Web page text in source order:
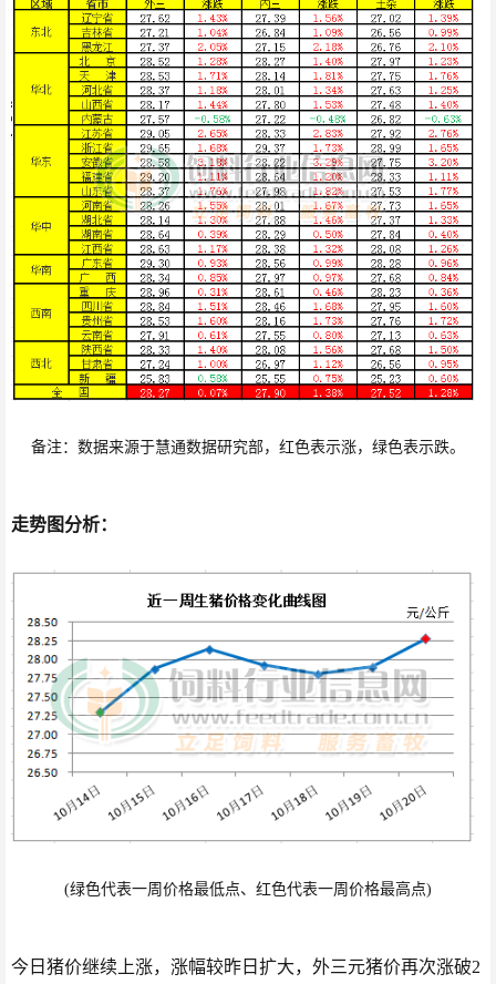
备注：数据来源于慧通数据研究部，红色表示涨，绿色表示跌。
走势图分析：
(绿色代表一周价格最低点、红色代表一周价格最高点)
今日猪价继续上涨，涨幅较昨日扩大，外三元猪价再次涨破2